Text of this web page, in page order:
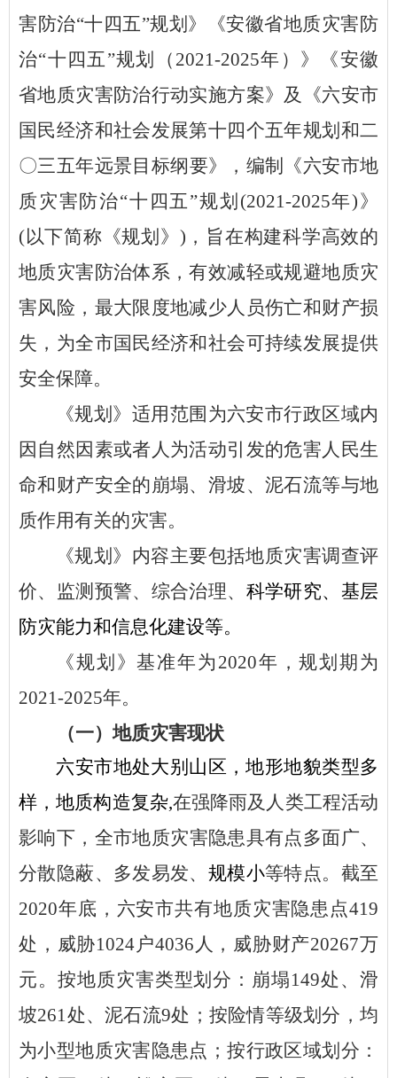
害防治“十四五”规划》
《安徽省地质灾害防
治“十四五”规划（2021-2025年）》《安徽
省地质灾害防治行动实施方案》及
《六安市
国民经济和社会发展第十四个五年规划和二
〇三五年远景目标纲要》
，编制《六安市地
质灾害防治“十四五”规划(2021-2025年)》
(以下简称《规划》)，旨在构建科学高效的
地质灾害防治体系，有效减轻或规避地质灾
害风险，最大限度地减少人员伤亡和财产损
失，为全市国民经济和社会可持续发展提供
安全保障。
《规划》适用范围为六安市行政区域内
因自然因素或者人为活动引发的危害人民生
命和财产安全的崩塌、滑坡、泥石流等与地
质作用有关的灾害。
《规划》内容主要包括地质灾害调查评
价、监测预警、综合治理、 科学研究、基层
防灾能力和信息化建设等。
《规划》基准年为 2020年，规划期为
2021-2025年。
（一）地质灾害现状
六安市地处大别山区，地形地貌类型多
样，地质构造复杂,在强降雨及人类工程活动
影响下， 全市地质灾害隐患具有点多面广、
分散隐蔽、多发易发、 规模小等特点。截至
2020年底，六安市共有地质灾害隐患点419
处，威胁1024户4036人，威胁财产20267万
元。按地质灾害类型划分：崩塌149处、滑
坡261处、泥石流9处；按险情等级划分，均
为小型地质灾害隐患点；按行政区域划分：